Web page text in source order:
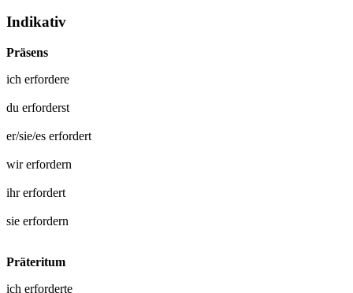
Indikativ
Präsens
ich erfordere
du erforderst
er/sie/es erfordert
wirerfordern
ihrerfordert
sie erfordern
Präteritum
ich erforderte